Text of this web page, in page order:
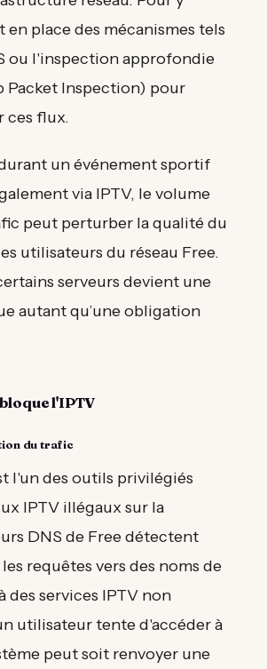
en place des mécanismes tels
ou l'inspection approfondie
Packet Inspection) pour
ces flux.
un événement sportif
via IPTV, le volume
peut perturber la qualité du
utilisateurs du réseau Free.
serveurs devient une
autant qu’une obligation
l'IPTV
du trafic
l'un des outils privilégiés
IPTV illégaux sur la
DNS de Free détectent
requêtes vers des noms de
des services IPTV non
utilisateur tente d'accéder à
peut soit renvoyer une